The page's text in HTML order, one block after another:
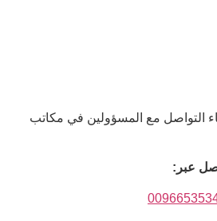
التواصل مع المسؤولين في مكاتب
عبر: